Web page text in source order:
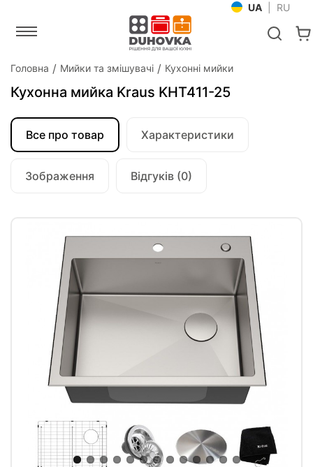
UA RU
Головна Мийки та змішувачі Кухонні мийки
Кухонна мийка Kraus KHT411-25
Все про товар Характеристики
Зображення Відгуків (0)